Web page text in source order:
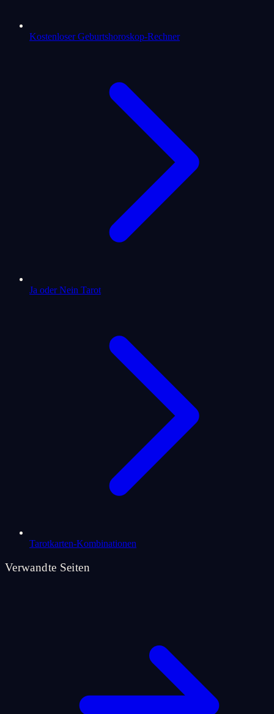
Kostenloser Geburtshoroskop-Rechner
Ja oder Nein Tarot
Tarotkarten-Kombinationen
Verwandte Seiten